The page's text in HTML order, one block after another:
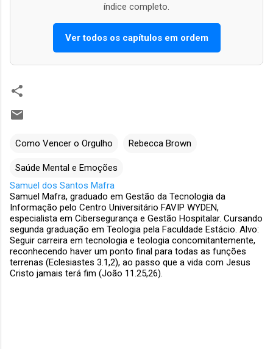
índice completo.
Ver todos os capítulos em ordem
Como Vencer o Orgulho Rebecca Brown
Saúde Mental e Emoções
Samuel dos Santos Mafra
Samuel Mafra, graduado em Gestão da Tecnologia da
Informação pelo Centro Universitário FAVIP WYDEN,
especialista em Cibersegurança e Gestão Hospitalar. Cursando
segunda graduação em Teologia pela Faculdade Estácio. Alvo:
Seguir carreira em tecnologia e teologia concomitantemente,
reconhecendo haver um ponto final para todas as funções
terrenas (Eclesiastes 3.1,2), ao passo que a vida com Jesus
Cristo jamais terá fim (João 11.25,26).